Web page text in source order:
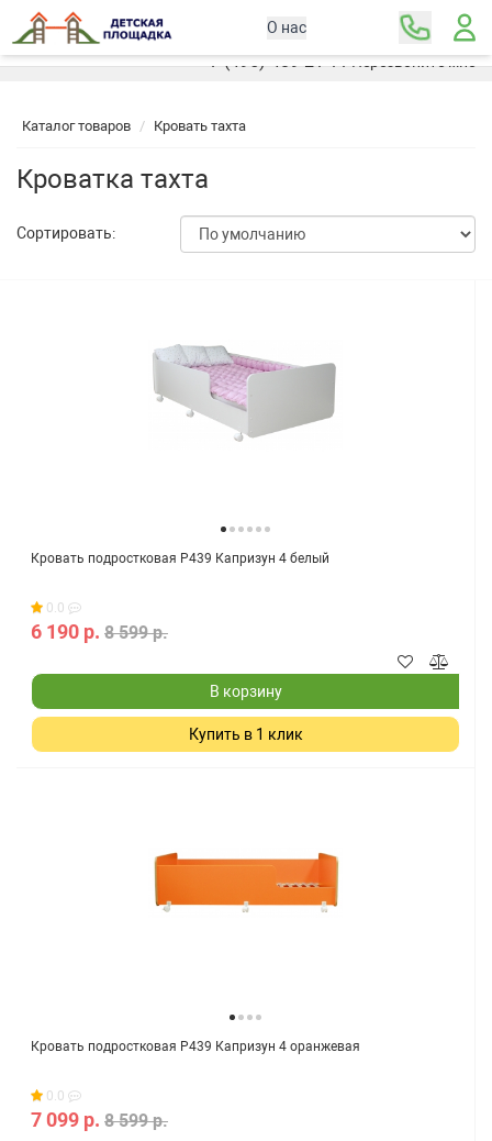
О нас
Москва
+7 (495) 489-21-11Перезвоните мне
Каталог товаров Кровать тахта
Кроватка тахта
Сортировать:
Кровать подростковая Р439 Капризун 4 белый
0.0
6 190 р. 8 599 р.
В корзину
Купить в 1 клик
Кровать подростковая Р439 Капризун 4 оранжевая
0.0
7 099 р. 8 599 р.